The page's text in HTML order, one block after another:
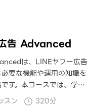
告 Advanced
は、LINEヤフー広告
要な機能や運用の知識を
す。本コースでは、学習
験いただけます。
スン 320分